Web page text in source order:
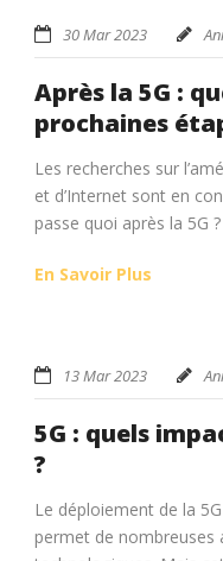
30 Mar 2023
Après la 5G :
prochaines
Les recherches sur
et d’Internet sont en
passe quoi après la 5G
En Savoir Plus
13 Mar 2023
5G : quels
?
Le déploiement de la
permet de